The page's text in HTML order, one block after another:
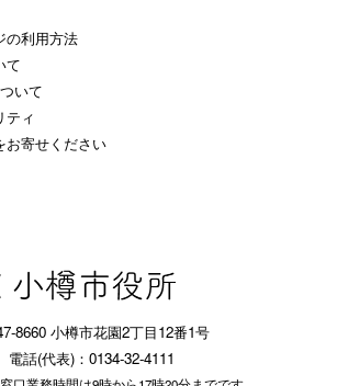
の利用方法
て
いて
ティ
お寄せください
8660 小樽市花園2丁目12番1号
電話(代表)：0134-32-4111